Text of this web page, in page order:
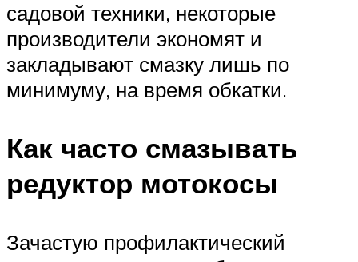
садовой техники, некоторые
производители экономят и
закладывают смазку лишь по
минимуму, на время обкатки.
Как часто смазывать
редуктор мотокосы
Зачастую профилактический